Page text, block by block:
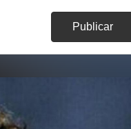
Publicar